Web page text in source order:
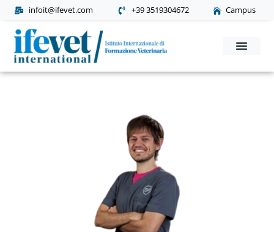
infoit@ifevet.com +39 3519304672 Campus